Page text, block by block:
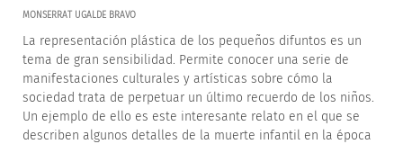
MONSERRAT UGALDE BRAVO
La representación plástica de los pequeños difuntos es un
tema de gran sensibilidad. Permite conocer una serie de
manifestaciones culturales y artísticas sobre cómo la
sociedad trata de perpetuar un último recuerdo de los niños.
Un ejemplo de ello es este interesante relato en el que se
describen algunos detalles de la muerte infantil en la época